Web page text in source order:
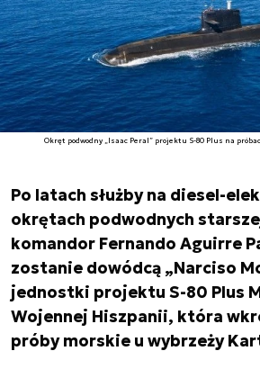
Okręt podwodny „Isaac Peral” projektu S-80 Plus na
Po latach służby na diesel-
okrętach podwodnych
komandor Fernando Aguirre
zostanie dowódcą „Narciso
jednostki projektu S-80 Plus
Wojennej Hiszpanii, która
próby morskie u wybrzeży